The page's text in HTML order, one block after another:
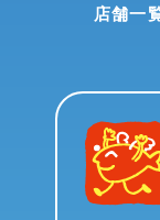
店舗一